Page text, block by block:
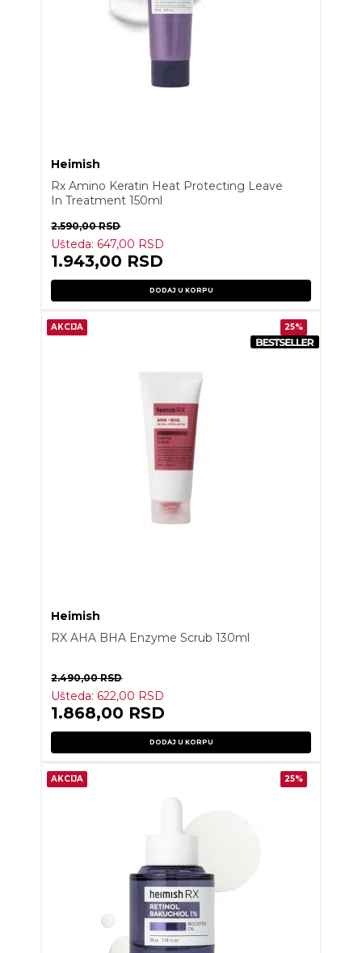
Heimish
Rx Amino Keratin Heat Protecting Leave
In Treatment 150ml
2.590,00RSD
Ušteda: 647,00 RSD
1.943,00 RSD
DODAJ U KORPU
AKCIJA 25%
Heimish
RX AHA BHA Enzyme Scrub 130ml
2.490,00RSD
Ušteda: 622,00 RSD
1.868,00 RSD
DODAJ U KORPU
AKCIJA 25%